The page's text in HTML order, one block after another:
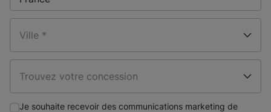
Ville *
Trouvez votre concession
Je souhaite recevoir des communications marketing de